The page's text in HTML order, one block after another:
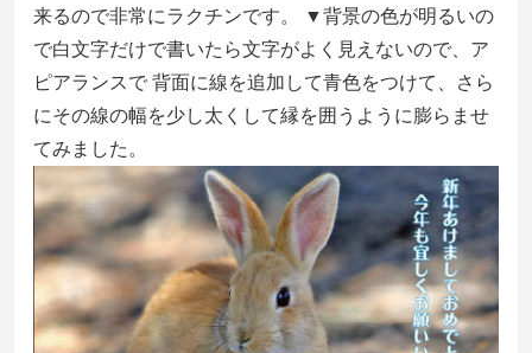
来るので非常にラクチンです。 ▼背景の色が明るいの
で白文字だけで書いたら文字がよく見えないので、ア
ピアランスで 背面に線を追加して青色をつけて、さら
にその線の幅を少し太くして縁を囲うように膨らませ
てみました。